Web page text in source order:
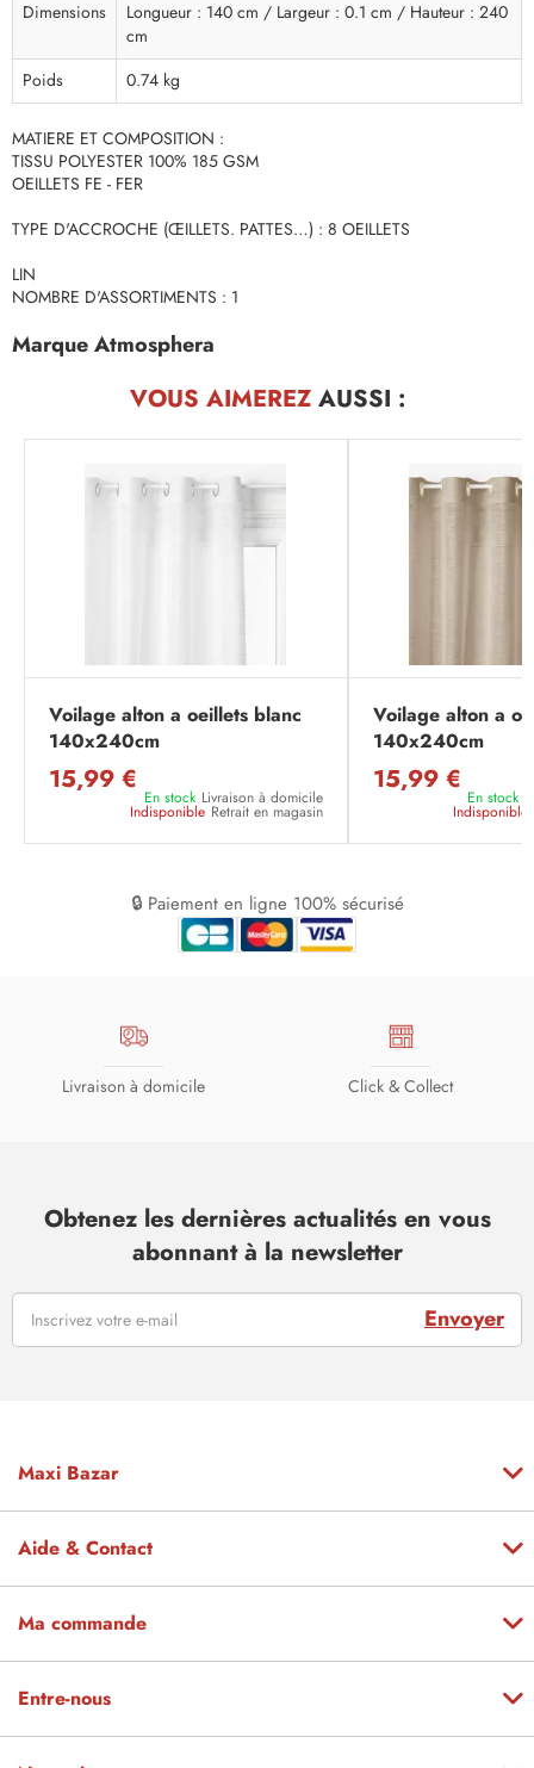
Dimensions
Longueur : 140 cm / Largeur : 0.1 cm / Hauteur : 240
cm
Poids
0.74 kg
MATIERE ET COMPOSITION :
TISSU POLYESTER 100% 185 GSM
OEILLETS FE - FER
TYPE D'ACCROCHE (ŒILLETS. PATTES…) : 8 OEILLETS
LIN
NOMBRE D'ASSORTIMENTS : 1
Marque Atmosphera
VOUS AIMEREZAUSSI :
Voilage alton a oeillets blanc
140x240cm
15,99 €
En stock Livraison à domicile
Indisponible Retrait en magasin
Voilage alton a
140x240cm
15,99 €
En stock
Indisponible
🔒 Paiement en ligne 100% sécurisé
Livraison à domicile Click & Collect
Obtenez les dernières actualités en vous
abonnant à la newsletter
Envoyer
Maxi Bazar
Aide & Contact
Ma commande
Entre-nous